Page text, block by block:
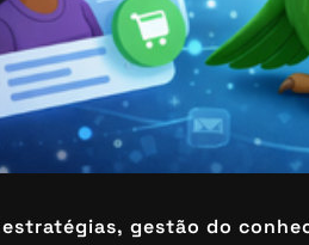
estratégias, gestão do